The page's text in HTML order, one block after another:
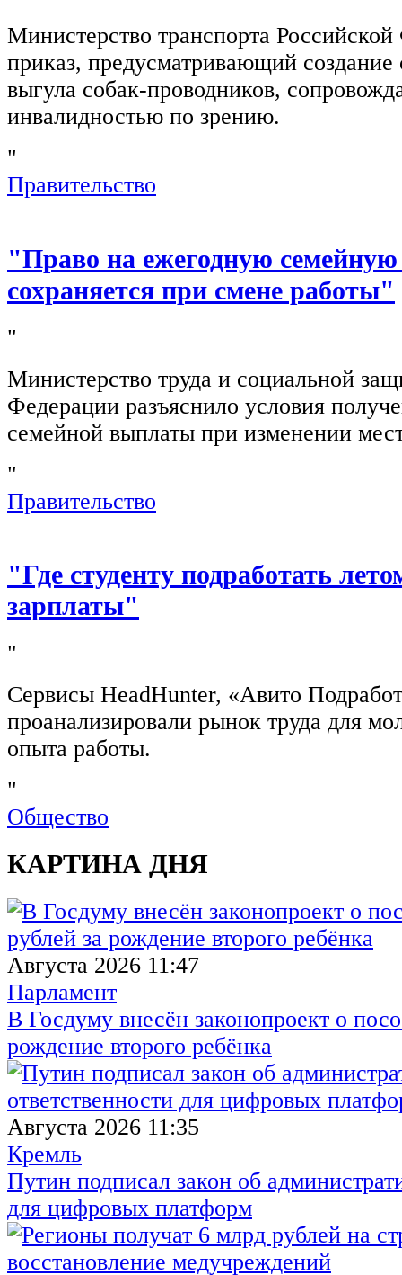
Министерство транспорта
приказ, предусматривающий создание
выгула собак-проводников,
инвалидностью по зрению.
"
Правительство
"Право на ежегодную
сохраняется при смене работы"
"
Министерство труда и социальной
Федерации разъяснило условия
семейной выплаты при изменении
"
Правительство
"Где студенту подработать
зарплаты"
"
Сервисы HeadHunter, «Авито
проанализировали рынок труда для
опыта работы.
"
Общество
КАРТИНА ДНЯ
Августа 2026 11:47
Парламент
В Госдуму внесён законопроект о
рождение второго ребёнка
Августа 2026 11:35
Кремль
Путин подписал закон об
для цифровых платформ